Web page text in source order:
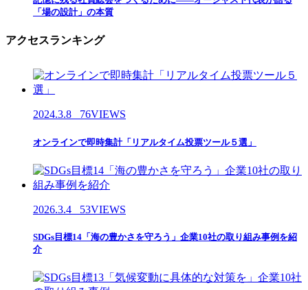
「場の設計」の本質
アクセスランキング
2024.3.8 76VIEWS
オンラインで即時集計「リアルタイム投票ツール５選」
2026.3.4 53VIEWS
SDGs目標14「海の豊かさを守ろう」企業10社の取り組み事例を紹
介